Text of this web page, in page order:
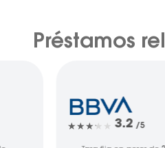
Préstamos
3.2 /5